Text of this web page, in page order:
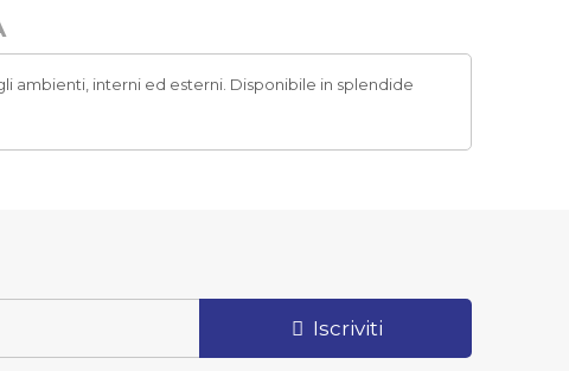
ambienti, interni ed esterni. Disponibile in splendide
Iscriviti